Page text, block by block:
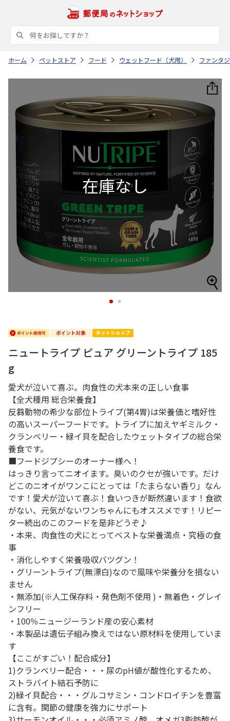
ホーム ペットストア フード ウェットフード（犬用） ファンタ
1 2
ニュートライプ ピュア グリーントライプ 185
g
愛犬が泣いて喜ぶ。肉食性の犬本来の正しい食事
【全犬種用 総合栄養食】
反芻動物の希少な部位トライプ(第4胃)は栄養価と嗜好性
の高いスーパーフードです。トライプに加えヤギミルク・
クランベリー・緑イ貝を配合したウェットタイプの総合栄
養食です。
■フードジプシーのオーナー様へ！
はっきり言ってニオイます。臭いのクセが強いです。だけ
どこのニオイがワンこにとっては「たまらない香り」なん
です！愛犬が泣いて喜ぶ！食いつきが断然違います！食欲
がない、元気がないワンちゃんにもオススメです！リピー
ター続出のこのフードを是非どうぞ♪
・本来、肉食性の犬にとってベストな栄養満点・究極の食
事
・消化しやすく栄養吸収バツグン！
・グリーントライプ(無漂白)なので風味や栄養分を損ない
ません
・無添加(※人工保存料・発色剤不使用 )・無着色・グレイ
ンフリー
・100％ニュージーランド産の安心素材
・本製品は遺伝子組み換えではない原材料を使用していま
す
【ここがすごい！配合成分】
1)クランベリー配合・・・尿のpH値が酸性化するため、
ストラバイト結石予防に
2)緑イ貝配合・・・グルコサミン・コンドロイチンを豊富
に含有。関節の健康を強力にサポート